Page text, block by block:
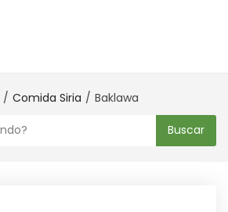
Comida Siria Baklawa
Buscar